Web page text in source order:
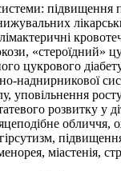
підвищення
«стероїдний»
цукрового
наднирникової
уповільнення
розвитку у
обличчя,
міастенія,